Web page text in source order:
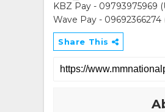
KBZ Pay - 09793975969
Wave Pay - 09692366274
Share This